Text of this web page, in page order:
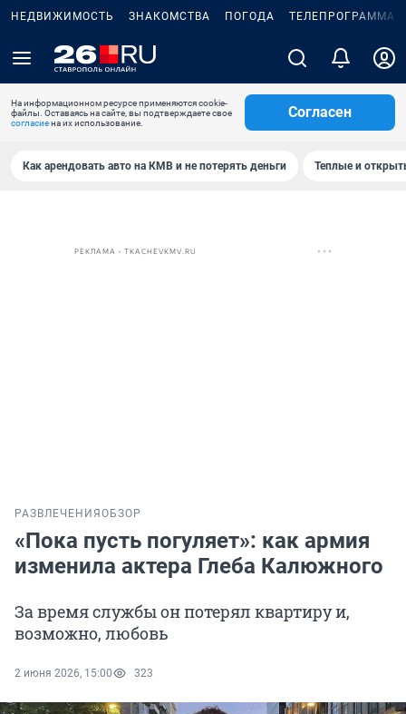
НЕДВИЖИМОСТЬ ЗНАКОМСТВА ПОГОДА ТЕЛЕПРОГРАММА
На информационном ресурсе применяются cookie-
файлы. Оставаясь на сайте, вы подтверждаете свое
согласиена их использование.
Согласен
Как арендовать авто на КМВ и не потерять деньги Теплые и
РЕКЛАМА • TKACHEVKMV.RU
РАЗВЛЕЧЕНИЯ ОБЗОР
«Пока пусть погуляет»: как армия
изменила актера Глеба Калюжного
За время службы он потерял квартиру и,
возможно, любовь
2 июня 2026, 15:00 323